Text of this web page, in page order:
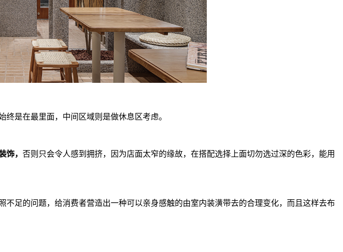
是在最里面，中间区域则是做休息区考虑。
饰， 否则只会令人感到拥挤，因为店面太窄的缘故，在搭配选择上面切勿选过深的色彩，能用
足的问题，给消费者营造出一种可以亲身感触的由室内装潢带去的合理变化，而且这样去布